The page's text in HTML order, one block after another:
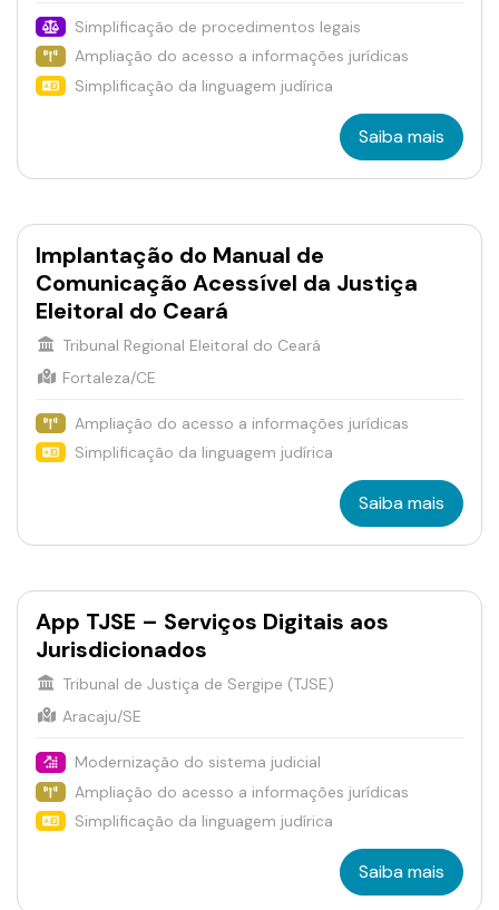
Simplificação de procedimentos legais
Ampliação do acesso a informações jurídicas
Simplificação da linguagem judírica
Saiba mais
Implantação do Manual de
Comunicação Acessível da Justiça
Eleitoral do Ceará
Tribunal Regional Eleitoral do Ceará
Fortaleza/CE
Ampliação do acesso a informações jurídicas
Simplificação da linguagem judírica
Saiba mais
App TJSE – Serviços Digitais aos
Jurisdicionados
Tribunal de Justiça de Sergipe (TJSE)
Aracaju/SE
Modernização do sistema judicial
Ampliação do acesso a informações jurídicas
Simplificação da linguagem judírica
Saiba mais